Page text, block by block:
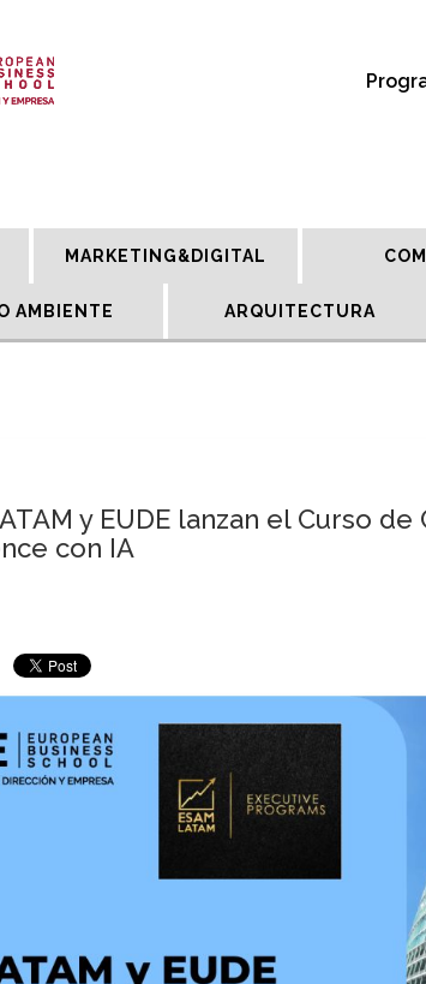
MARKETING&DIGITAL
AMBIENTE ARQUITECTURA
y EUDE lanzan el Curso
con IA